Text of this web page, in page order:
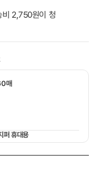
비 2,750원이 청
매
퍼 휴대용